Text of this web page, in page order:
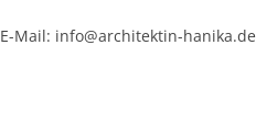
E-Mail: info@architektin-hanika.de